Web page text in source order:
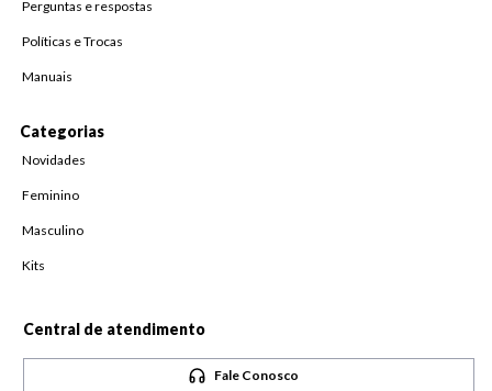
Perguntas e respostas
Políticas e Trocas
Manuais
Categorias
Novidades
Feminino
Masculino
Kits
Central de atendimento
Fale Conosco